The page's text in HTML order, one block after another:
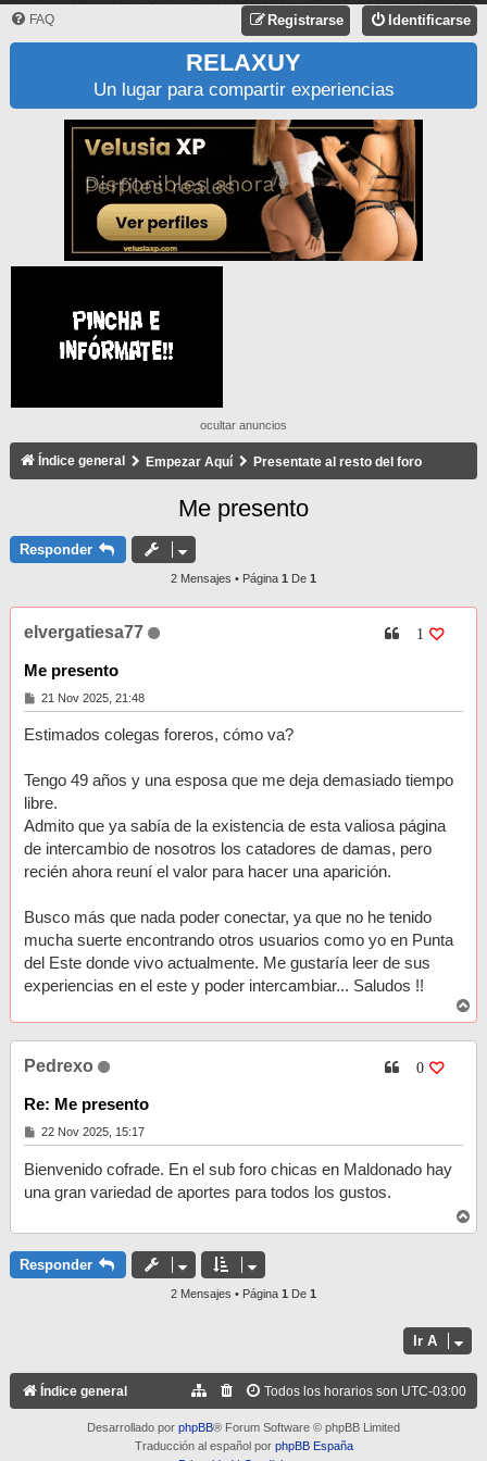
FAQ Identificarse
Registrarse
RELAXUY
Un lugar para compartir experiencias
ocultar anuncios
Índice general Empezar Aquí Presentate al resto del foro
Me presento
Responder
2 Mensajes • Página 1 De 1
elvergatiesa77
Me presento
1
M
e
s
e
21 Nov 2025, 21:48
Estimados colegas foreros, cómo va?
Tengo 49 años y una esposa que me deja demasiado tiempo
libre.
Admito que ya sabía de la existencia de esta valiosa página
de intercambio de nosotros los catadores de damas, pero
recién ahora reuní el valor para hacer una aparición.
Busco más que nada poder conectar, ya que no he tenido
mucha suerte encontrando otros usuarios como yo en Punta
del Este donde vivo actualmente. Me gustaría leer de sus
experiencias en el este y poder intercambiar... Saludos !!
r
Pedrexo
Re: Me presento
0
M
e
s
a
22 Nov 2025, 15:17
Bienvenido cofrade. En el sub foro chicas en Maldonado hay
una gran variedad de aportes para todos los gustos.
r
Responder
2 Mensajes • Página 1 De 1
Ir A
Índice general Todos los horarios son UTC-03:00
Desarrollado por phpBB® Forum Software © phpBB Limited
Traducción al español por phpBB España